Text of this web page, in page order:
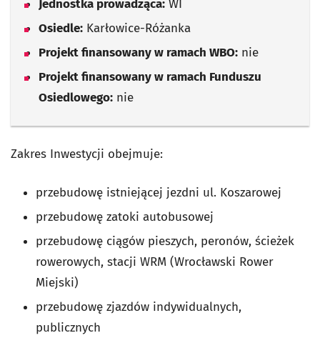
Jednostka prowadząca: WI
Osiedle: Karłowice-Różanka
Projekt finansowany w ramach WBO: nie
Projekt finansowany w ramach Funduszu
Osiedlowego: nie
Zakres Inwestycji obejmuje:
przebudowę istniejącej jezdni ul. Koszarowej
przebudowę zatoki autobusowej
przebudowę ciągów pieszych, peronów, ścieżek
rowerowych, stacji WRM (Wrocławski Rower
Miejski)
przebudowę zjazdów indywidualnych,
publicznych